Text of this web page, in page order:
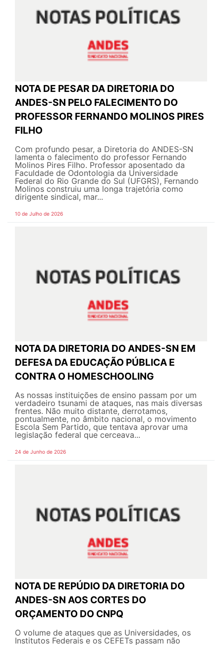
NOTA DE PESAR DA DIRETORIA DO
ANDES-SN PELO FALECIMENTO DO
PROFESSOR FERNANDO MOLINOS PIRES
FILHO
Com profundo pesar, a Diretoria do ANDES-SN
lamenta o falecimento do professor Fernando
Molinos Pires Filho. Professor aposentado da
Faculdade de Odontologia da Universidade
Federal do Rio Grande do Sul (UFGRS), Fernando
Molinos construiu uma longa trajetória como
dirigente sindical, mar...
10 de Julho de 2026
NOTA DA DIRETORIA DO ANDES-SN EM
DEFESA DA EDUCAÇÃO PÚBLICA E
CONTRA O HOMESCHOOLING
As nossas instituições de ensino passam por um
verdadeiro tsunami de ataques, nas mais diversas
frentes. Não muito distante, derrotamos,
pontualmente, no âmbito nacional, o movimento
Escola Sem Partido, que tentava aprovar uma
legislação federal que cerceava...
24 de Junho de 2026
NOTA DE REPÚDIO DA DIRETORIA DO
ANDES-SN AOS CORTES DO
ORÇAMENTO DO CNPQ
O volume de ataques que as Universidades, os
Institutos Federais e os CEFETs passam não